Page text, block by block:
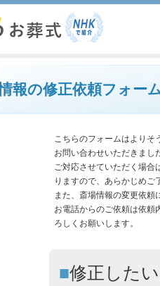
必要
報の修正依頼フォー
こちらのフォームはよりそ
お問い合わせいただきまし
ご対応させていただく場合
りますので、あらかじめご
また、斎場情報の変更依頼
お電話からのご依頼は依頼
ろしくお願いします。
修正した